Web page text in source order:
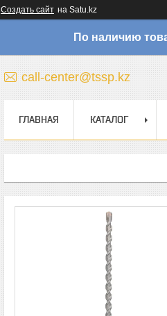
Создать сайт на Satu.kz
По наличию
call-center@tssp.kz
ГЛАВНАЯ КАТАЛОГ